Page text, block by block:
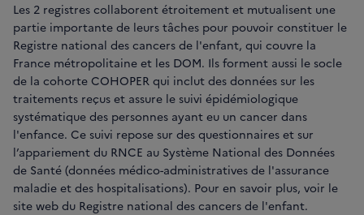
Les 2 registres collaborent étroitement et mutualisent une
partie importante de leurs tâches pour pouvoir constituer le
Registre national des cancers de l'enfant, qui couvre la
France métropolitaine et les DOM. Ils forment aussi le socle
de la cohorte COHOPER qui inclut des données sur les
traitements reçus et assure le suivi épidémiologique
systématique des personnes ayant eu un cancer dans
l'enfance. Ce suivi repose sur des questionnaires et sur
l’appariement du RNCE au Système National des Données
de Santé (données médico-administratives de l'assurance
maladie et des hospitalisations). Pour en savoir plus, voir le
site web du Registre national des cancers de l'enfant.